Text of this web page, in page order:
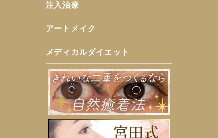
注入治療
アートメイク
メディカルダイエット